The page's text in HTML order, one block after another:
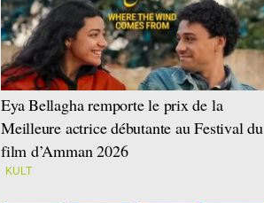
Eya Bellagha remporte le prix de la
Meilleure actrice débutante au Festival du
film d’Amman 2026
KULT